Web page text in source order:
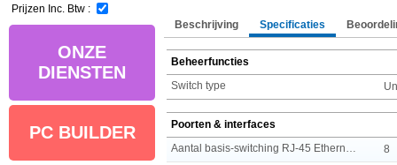
Prijzen Inc. Btw :
ONZE
DIENSTEN
PC BUILDER
Beschrijving Specificaties
Beheerfuncties
Switch type
Poorten & interfaces
8